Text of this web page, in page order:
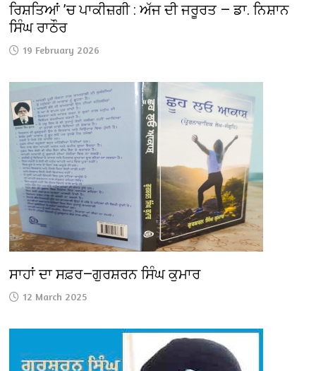
ਰਿਸ਼ਤਿਆਂ ’ਚ ਪਾਕੀਜ਼ਗੀ : ਅੱਜ ਦੀ ਜਰੂਰਤ — ਡਾ. ਨਿਸ਼ਾਨ
ਸਿੰਘ ਰਾਠੌਰ
19 February 2026
ਸਾਹਾਂ ਦਾ ਸਫ਼ਰ—ਗੁਰਸ਼ਰਨ ਸਿੰਘ ਕੁਮਾਰ
12 March 2025